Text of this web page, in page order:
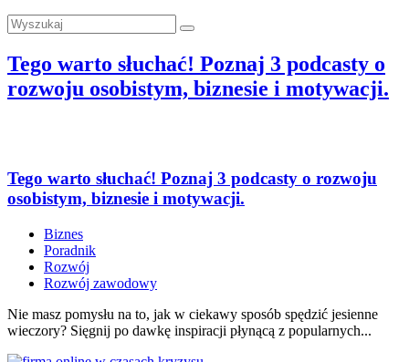
Tego warto słuchać! Poznaj 3 podcasty o
rozwoju osobistym, biznesie i motywacji.
Tego warto słuchać! Poznaj 3 podcasty o rozwoju
osobistym, biznesie i motywacji.
Biznes
Poradnik
Rozwój
Rozwój zawodowy
Nie masz pomysłu na to, jak w ciekawy sposób spędzić jesienne
wieczory? Sięgnij po dawkę inspiracji płynącą z popularnych...